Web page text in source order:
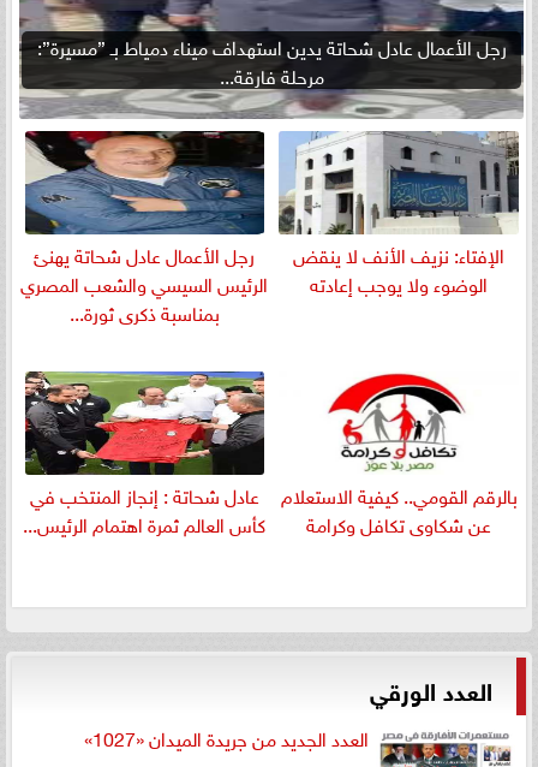
رجل الأعمال عادل شحاتة يدين استهداف ميناء دمياط بـ ”مسيرة”:
مرحلة فارقة...
الإفتاء: نزيف الأنف لا ينقض
الوضوء ولا يوجب إعادته
رجل الأعمال عادل شحاتة يهنئ
الرئيس السيسي والشعب المصري
بمناسبة ذكرى ثورة...
بالرقم القومي.. كيفية الاستعلام
عن شكاوى تكافل وكرامة
عادل شحاتة : إنجاز المنتخب في
كأس العالم ثمرة اهتمام الرئيس...
العدد الورقي
العدد الجديد من جريدة الميدان «1027»